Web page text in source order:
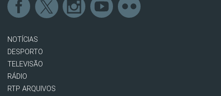
NOTÍCIAS
DESPORTO
TELEVISÃO
RÁDIO
RTP ARQUIVOS